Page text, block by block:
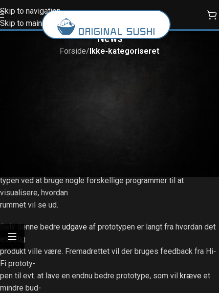
Skip to navigation
Skip to main content
News
Forside/Ikke-kategoriseret
typen ved at bruge nogle forskellige programmer til at
visualisere, hvordan
rummet vil se ud.
Selv denne bedre udgave af prototypen er langt fra hvordan det
endelig
produkt ville være. Fremadrettet vil der bruges feedback fra Hi-
Fi prototy-
pen til evt. at lave en endnu bedre prototype, som vil kræve et
mindre bud-